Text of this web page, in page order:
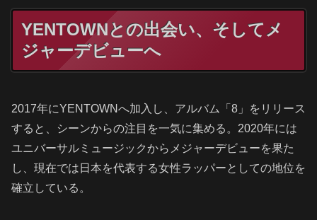
YENTOWNとの出会い、そしてメ
ジャーデビューへ
2017年にYENTOWNへ加入し、アルバム「8」をリリース
すると、シーンからの注目を一気に集める。2020年には
ユニバーサルミュージックからメジャーデビューを果た
し、現在では日本を代表する女性ラッパーとしての地位を
確立している。